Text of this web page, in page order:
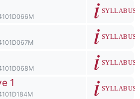
corso
Descrizione
SYLLABUS
corso
Descrizione
SYLLABUS
corso
Descrizione
SYLLABUS
1
corso
Descrizione
SYLLABUS